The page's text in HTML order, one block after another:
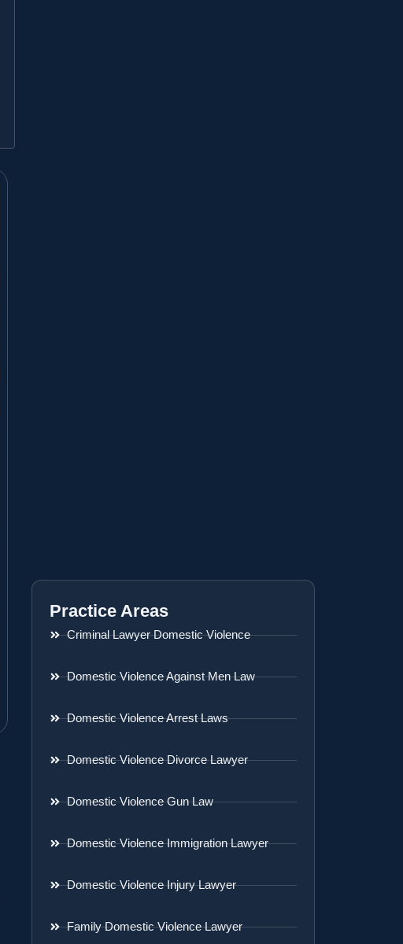
Practice Areas
Criminal Lawyer Domestic Violence
Domestic Violence Against Men Law
Domestic Violence Arrest Laws
Domestic Violence Divorce Lawyer
Domestic Violence Gun Law
Domestic Violence Immigration Lawyer
Domestic Violence Injury Lawyer
Family Domestic Violence Lawyer